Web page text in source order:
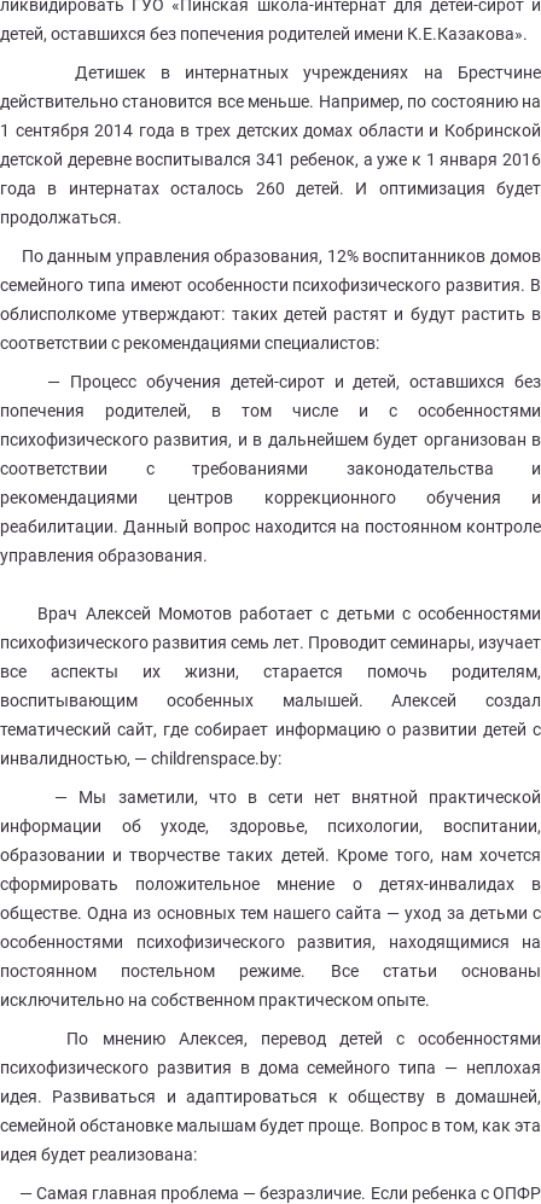
ликвидировать ГУО «Пинская школа-интернат для детей-сирот и
детей, оставшихся без попечения родителей имени К.Е.Казакова».
Детишек в интернатных учреждениях на Брестчине
действительно становится все меньше. Например, по состоянию на
1 сентября 2014 года в трех детских домах области и Кобринской
детской деревне воспитывался 341 ребенок, а уже к 1 января 2016
года в интернатах осталось 260 детей. И оптимизация будет
продолжаться.
По данным управления образования, 12% воспитанников домов
семейного типа имеют особенности психофизического развития. В
облисполкоме утверждают: таких детей растят и будут растить в
соответствии с рекомендациями специалистов:
— Процесс обучения детей-сирот и детей, оставшихся без
попечения родителей, в том числе и с особенностями
психофизического развития, и в дальнейшем будет организован в
соответствии с требованиями законодательства и
рекомендациями центров коррекционного обучения и
реабилитации. Данный вопрос находится на постоянном контроле
управления образования.
Врач Алексей Момотов работает с детьми с особенностями
психофизического развития семь лет. Проводит семинары, изучает
все аспекты их жизни, старается помочь родителям,
воспитывающим особенных малышей. Алексей создал
тематический сайт, где собирает информацию о развитии детей с
инвалидностью, — childrenspace.by:
— Мы заметили, что в сети нет внятной практической
информации об уходе, здоровье, психологии, воспитании,
образовании и творчестве таких детей. Кроме того, нам хочется
сформировать положительное мнение о детях-инвалидах в
обществе. Одна из основных тем нашего сайта — уход за детьми с
особенностями психофизического развития, находящимися на
постоянном постельном режиме. Все статьи основаны
исключительно на собственном практическом опыте.
По мнению Алексея, перевод детей с особенностями
психофизического развития в дома семейного типа — неплохая
идея. Развиваться и адаптироваться к обществу в домашней,
семейной обстановке малышам будет проще. Вопрос в том, как эта
идея будет реализована:
— Самая главная проблема — безразличие. Если ребенка с ОПФР